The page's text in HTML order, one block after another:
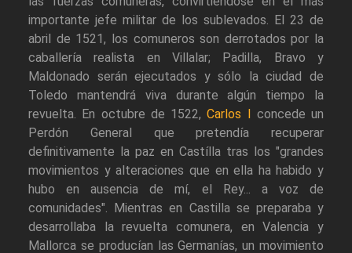
importante jefe militar de los sublevados. El 23 de
abril de 1521, los comuneros son derrotados por la
caballería realista en Villalar; Padilla, Bravo y
Maldonado serán ejecutados y sólo la ciudad de
Toledo mantendrá viva durante algún tiempo la
revuelta. En octubre de 1522,Carlos I
concede un
Perdón General que pretendía recuperar
definitivamente la paz en Castílla tras los "grandes
movimientos y alteraciones que en ella ha habido y
hubo en ausencia de mí, el Rey... a voz de
comunidades". Mientras en Castilla se preparaba y
desarrollaba la revuelta comunera, en Valencia y
Mallorca se producían las Germanías, un movimiento